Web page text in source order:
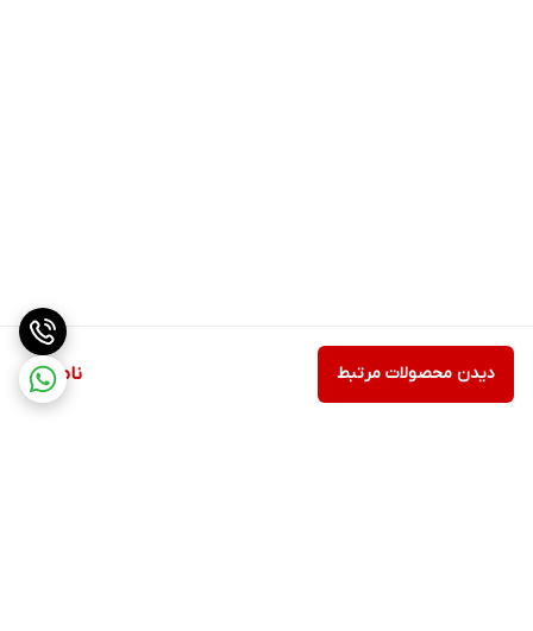
ناموجود دیدن محصولات مرتبط